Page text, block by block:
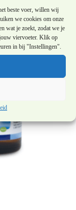
beste voer, willen wij
we cookies om onze
wat je zoekt, zodat we je
viervoeter. Klik op
in bij "Instellingen".